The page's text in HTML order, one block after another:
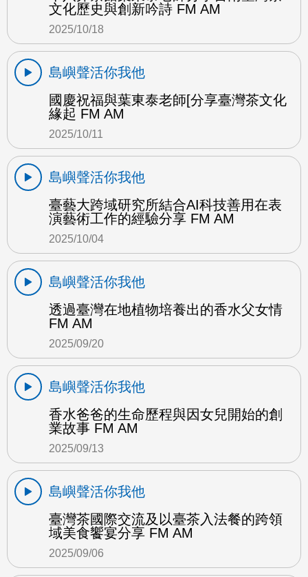
文化歷史與創新吟詩 FM AM
2025/10/18
島嶼聲活你我他
國慶祝福與葉東泰老師[分享臺灣茶文化
緣起 FM AM
2025/10/11
島嶼聲活你我他
臺藝大跨域研究所結合AI科技善用在表
演藝術工作的經驗分享 FM AM
2025/10/04
島嶼聲活你我他
透過臺灣在地植物培養出的香水父女情
FM AM
2025/09/20
島嶼聲活你我他
香水爸爸的生命歷程與因女兒開始的創
業故事 FM AM
2025/09/13
島嶼聲活你我他
臺灣茶國際交流及以臺茶入法餐的跨領
域美食饗宴分享 FM AM
2025/09/06